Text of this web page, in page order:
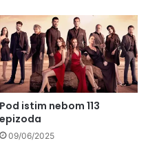
Pod istim nebom 113
epizoda
09/06/2025